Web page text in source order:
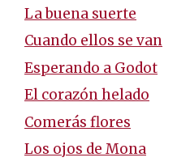
La buena suerte
Cuando ellos se van
Esperando a Godot
El corazón helado
Comerás flores
Los ojos de Mona